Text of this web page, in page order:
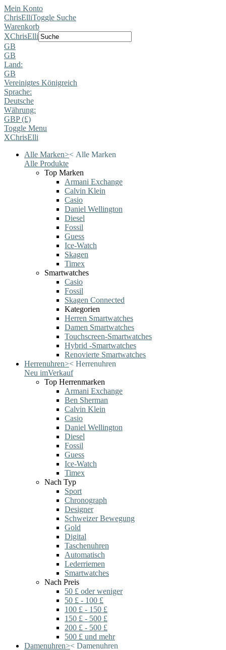
Mein Konto
ChrisElliToggle Suche
Warenkorb
XChrisElli
GB
GB
Land:
GB
Vereinigtes Königreich
Sprache:
Deutsche
Währung:
GBP (£)
Toggle Menu
XChrisElli
Alle Marken>< Alle Marken
Alle Produkte
Top Marken
Armani Exchange
Calvin Klein
Casio
Daniel Wellington
Diesel
Fossil
Guess
Ice-Watch
Skagen
Timex
Smartwatches
Casio
Fossil
Skagen Connected
Kategorien
Herren Smartwatches
Damen Smartwatches
Touchscreen-Smartwatches
Hybrid -Smartwatches
Renovierte Smartwatches
Herrenuhren>< Herrenuhren
Neu imVerkauf
Top Herrenmarken
Armani Exchange
Ben Sherman
Calvin Klein
Casio
Daniel Wellington
Diesel
Fossil
Guess
Ice-Watch
Timex
Nach Typ
Sport
Chronograph
Designer
Schweizer Bewegung
Gold
Digital
Taschenuhren
Automatisch
Lederriemen
Smartwatches
Nach Preis
50 £ oder weniger
50 £ - 100 £
100 £ - 150 £
150 £ - 500 £
200 £ - 500 £
500 £ und mehr
Damenuhren>< Damenuhren